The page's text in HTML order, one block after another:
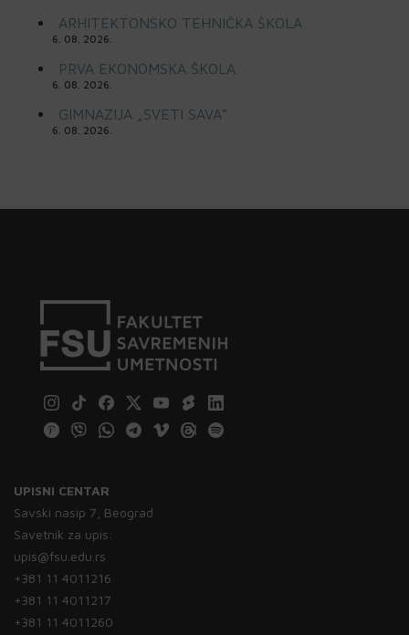
ARHITEKTONSKO TEHNIČKA ŠKOLA
6. 08. 2026.
PRVA EKONOMSKA ŠKOLA
6. 08. 2026.
GIMNAZIJA „SVETI SAVA“
6. 08. 2026.
UPISNI CENTAR
Savski nasip 7, Beograd
Savetnik za upis:
upis@fsu.edu.rs
+381 11 4011216
+381 11 4011217
+381 11 4011260